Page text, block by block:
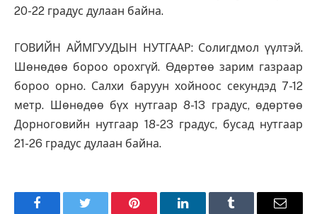
20-22 градус дулаан байна.
ГОВИЙН АЙМГУУДЫН НУТГААР: Солигдмол үүлтэй.
Шөнөдөө бороо орохгүй. Өдөртөө зарим газраар
бороо орно. Салхи баруун хойноос секундэд 7-12
метр. Шөнөдөө бүх нутгаар 8-13 градус, өдөртөө
Дорноговийн нутгаар 18-23 градус, бусад нутгаар
21-26 градус дулаан байна.